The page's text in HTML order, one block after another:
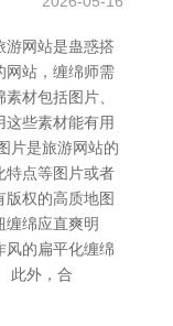
游网站是蛊惑搭
网站，缠绵师需
材包括图片、
这些素材能有用
片是旅游网站的
特点等图片或者
权的高质地图
缠绵应直爽明
风的扁平化缠绵
此外，合